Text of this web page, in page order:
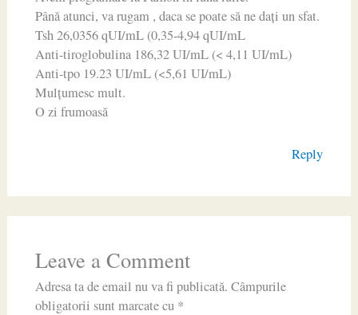
Până atunci, va rugam , daca se poate să ne dați un sfat.
Tsh 26,0356 qUI/mL (0,35-4,94 qUI/mL
Anti-tiroglobulina 186,32 UI/mL (< 4,11 UI/mL)
Anti-tpo 19.23 UI/mL (<5,61 UI/mL)
Mulțumesc mult.
O zi frumoasă
Reply
Leave a Comment
Adresa ta de email nu va fi publicată. Câmpurile
obligatorii sunt marcate cu *